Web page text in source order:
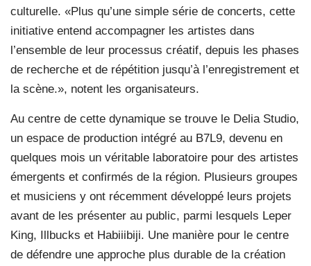
culturelle. «Plus qu’une simple série de concerts, cette
initiative entend accompagner les artistes dans
l’ensemble de leur processus créatif, depuis les phases
de recherche et de répétition jusqu’à l’enregistrement et
la scène.», notent les organisateurs.
Au centre de cette dynamique se trouve le Delia Studio,
un espace de production intégré au B7L9, devenu en
quelques mois un véritable laboratoire pour des artistes
émergents et confirmés de la région. Plusieurs groupes
et musiciens y ont récemment développé leurs projets
avant de les présenter au public, parmi lesquels Leper
King, Illbucks et Habiiibiji. Une manière pour le centre
de défendre une approche plus durable de la création